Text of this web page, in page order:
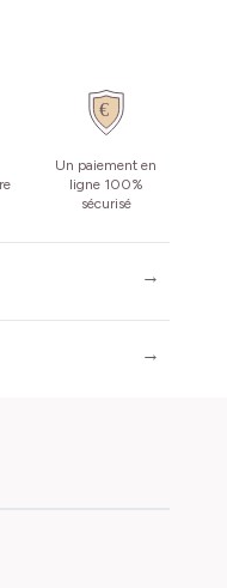
Un paiement en
ligne 100%
sécurisé